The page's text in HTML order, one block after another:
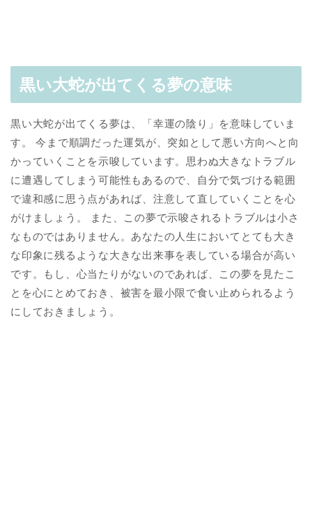
黒い大蛇が出てくる夢の意味
黒い大蛇が出てくる夢は、「幸運の陰り」を意味していま
す。 今まで順調だった運気が、突如として悪い方向へと向
かっていくことを示唆しています。思わぬ大きなトラブル
に遭遇してしまう可能性もあるので、自分で気づける範囲
で違和感に思う点があれば、注意して直していくことを心
がけましょう。 また、この夢で示唆されるトラブルは小さ
なものではありません。あなたの人生においてとても大き
な印象に残るような大きな出来事を表している場合が高い
です。もし、心当たりがないのであれば、この夢を見たこ
とを心にとめておき、被害を最小限で食い止められるよう
にしておきましょう。